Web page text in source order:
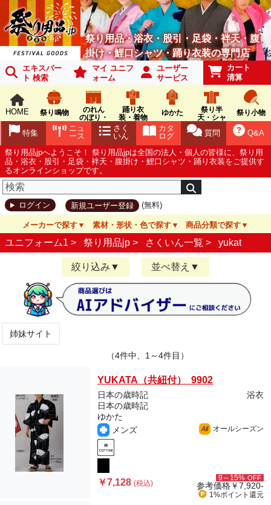
祭り用品・浴衣・股引・足袋・袢天・腹
掛け・鯉口シャツ・踊り衣装の専門店
エキスパー
ト 検索
マイ ユニフ
ォーム
ユーザー
サービス
カート
清算
HOME 祭り鳴物
のれん
のぼり・
踊り衣
装・着物
ゆかた
祭り半
天・シャ
祭り小物
Q&A
質問
カタ
ログ
さく
いん
ニュ
ース
特集
祭り用品jpへようこそ！ 祭り用品jpは全国の法人・個人の皆様に、祭り用
品・浴衣・股引・足袋・袢天・腹掛け・鯉口シャツ・踊り衣装をご提供す
るオンラインショップです。
ログイン 新規ユーザー登録 (無料)
メーカーで探す 素材・形状・色で探す 商品分類で探す
ユニフォーム1 > 祭り用品jp > さくいん一覧 > yukat
絞り込み 並べ替え
姉妹サイト
（4件中、1～4件目）
YUKATA（共紐付） 9902
日本の歳時記
浴衣
日本の歳時記
ゆかた
メンズ
All オールシーズン
￥7,128(税込)
9～15% OFF
参考価格￥7,920-
1%ポイント 還元